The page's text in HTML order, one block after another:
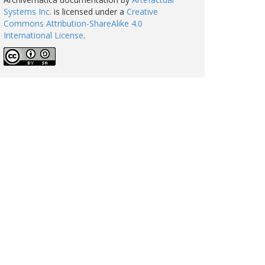
Systems Inc. is licensed under a Creative
Commons Attribution-ShareAlike 4.0
International License.